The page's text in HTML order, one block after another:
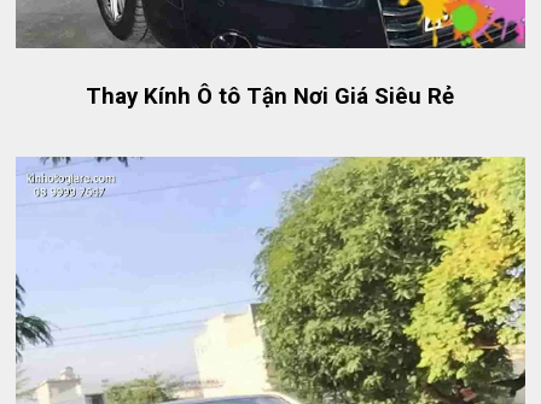
Thay Kính Ô tô Tận Nơi Giá Siêu Rẻ